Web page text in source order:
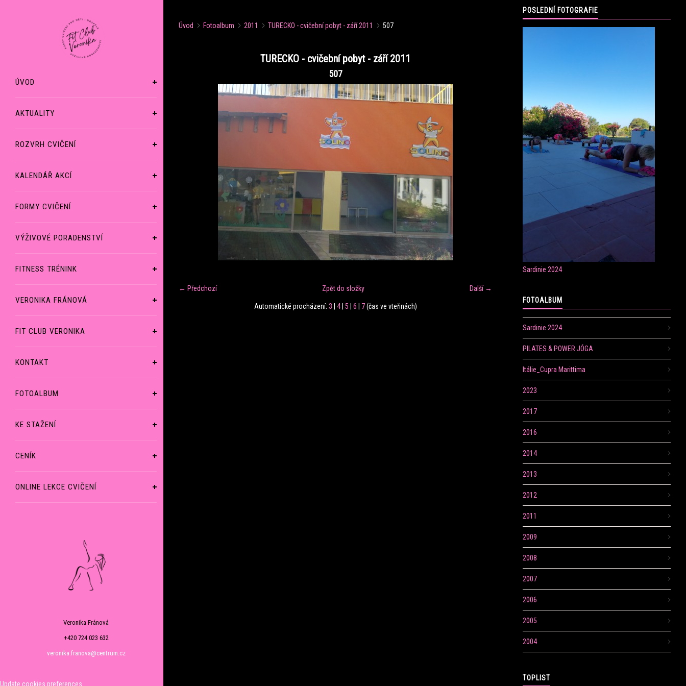
ÚVOD
AKTUALITY
ROZVRH CVIČENÍ
KALENDÁŘ AKCÍ
FORMY CVIČENÍ
VÝŽIVOVÉ PORADENSTVÍ
FITNESS TRÉNINK
VERONIKA FRÁNOVÁ
FIT CLUB VERONIKA
KONTAKT
FOTOALBUM
KE STAŽENÍ
CENÍK
ONLINE LEKCE CVIČENÍ
Veronika Fránová
+420 724 023 632
veronika.franova@centrum.cz
Update cookies preferences
Úvod Fotoalbum 2011 TURECKO - cvičební pobyt - září 2011 507
TURECKO - cvičební pobyt - září 2011
507
← Předchozí Další →
Zpět do složky
Automatické procházení: 3 4| 5 6 7(čas ve vteřinách)
POSLEDNÍ FOTOGRAFIE
Sardinie 2024
FOTOALBUM
Sardinie 2024
PILATES & POWER JÓGA
Itálie_Cupra Marittima
2023
2017
2016
2014
2013
2012
2011
2009
2008
2007
2006
2005
2004
TOPLIST